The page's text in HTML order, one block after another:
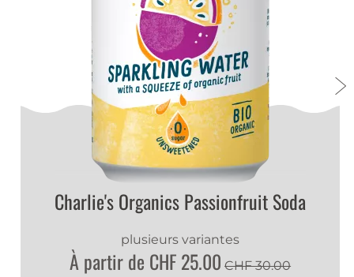
Chez nous, tu peux acheter et découvrir par toi-
même la boisson rafraîchissante saine et bio de
Charlie’s. Les autres variétés de notre assortiment –
Charlie’s Orange Mandarin, Charlie’s Passionfruit et
Charlie’s Lemon – te garantissent encore plus de
Tasting Notes
pamplemousse et une délicate amertume
Vif et amer, avec une acidité équilibrée et une
Charlie's Organics Passionfruit Soda
plusieurs variantes
À partir de CHF 25.00 CHF 30.00